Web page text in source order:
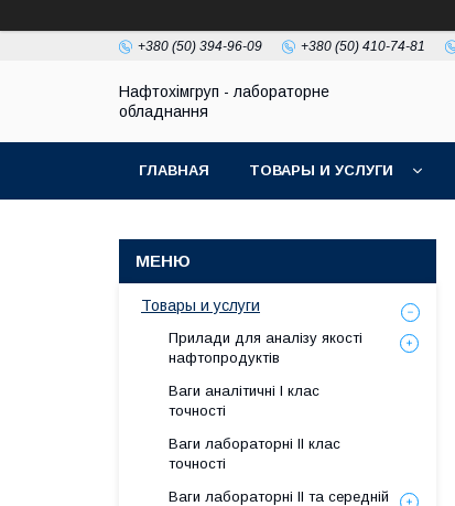
+380 (50) 394-96-09 +380 (50) 410-74-81
Нафтохімгруп - лабораторне
обладнання
ГЛАВНАЯ ТОВАРЫ И УСЛУГИ
Товары и услуги
Прилади для аналізу якості
нафтопродуктів
Ваги аналітичні І клас
точності
Ваги лабораторні ІІ клас
точності
Ваги лабораторні ІІ та середній